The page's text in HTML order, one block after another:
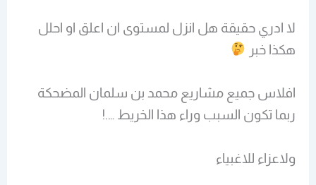
لا ادري حقيقة هل انزل لمستوى ان اعلق او احلل
هكذا خبر
افلاس جميع مشاريع محمد بن سلمان المضحكة
ربما تكون السبب وراء هذا الخريط ….!
ولاعزاء للاغبياء